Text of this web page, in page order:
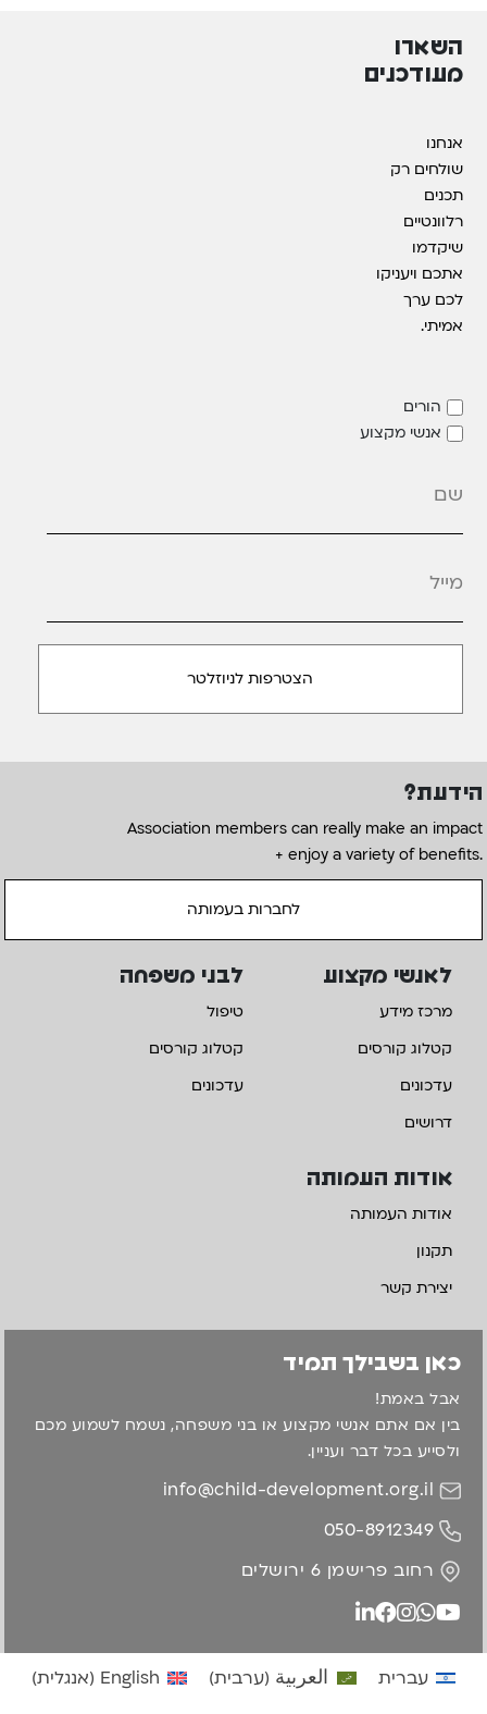
השארו
מעודכנים
אנחנו
שולחים רק
תכנים
רלוונטיים
שיקדמו
אתכם ויעניקו
לכם ערך
אמיתי.
הורים
אנשי מקצוע
הידעת?
Association members can really make an impact
+ enjoy a variety of benefits.
לחברות בעמותה
אודות העמותה
אודות העמותה
תקנון
יצירת קשר
לאנשי מקצוע
מרכז מידע
קטלוג קורסים
עדכונים
דרושים
לבני משפחה
טיפול
קטלוג קורסים
עדכונים
כאן בשבילך תמיד
אבל באמת!
בין אם אתם אנשי מקצוע או בני משפחה, נשמח לשמוע מכם
ולסייע בכל דבר ועניין.
info@child-development.org.il
050-8912349
רחוב פרישמן 6 ירושלים
עברית العربية (ערבית)
English
(אנגלית)